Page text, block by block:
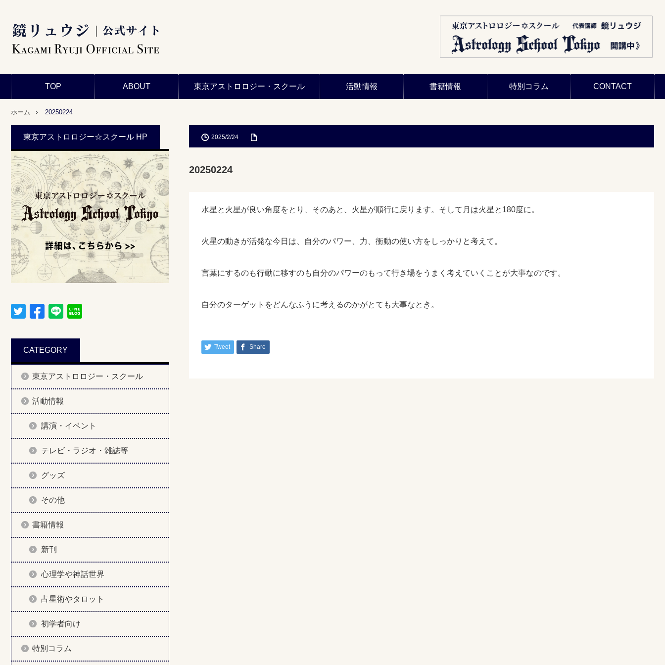
TOP ABOUT 東京アストロロジー・スクール 活動情報 書籍情報 特別コラム CONTACT
ホーム 20250224
2025/2/24
20250224
水星と火星が良い角度をとり、そのあと、火星が順行に戻ります。そして月は火星と180度に。
火星の動きが活発な今日は、自分のパワー、力、衝動の使い方をしっかりと考えて。
言葉にするのも行動に移すのも自分のパワーのもって行き場をうまく考えていくことが大事なのです。
自分のターゲットをどんなふうに考えるのかがとても大事なとき。
Tweet Share
東京アストロロジー☆スクール HP
CATEGORY
東京アストロロジー・スクール
活動情報
講演・イベント
テレビ・ラジオ・雑誌等
グッズ
その他
書籍情報
新刊
心理学や神話世界
占星術やタロット
初学者向け
特別コラム